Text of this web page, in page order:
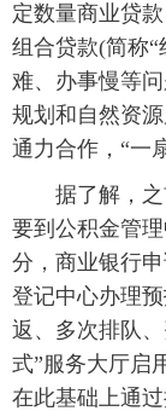
定数量商业贷
组合贷款(简称
难、办事慢等
规划和自然资
通力合作，“一
据了解，之
要到公积金管
分，商业银行
登记中心办理
返、多次排队
式”服务大厅启
在此基础上通